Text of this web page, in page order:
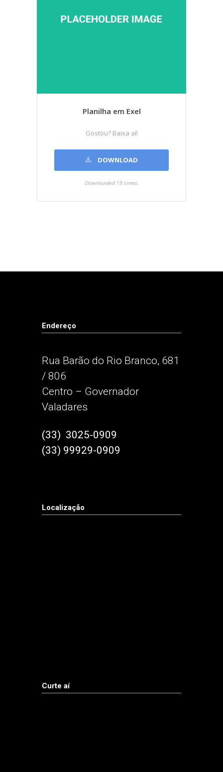
Planilha em Exel
Gostou? Baixa aí!
DOWNLOAD
Downloaded 19 times.
Endereço
Rua Barão do Rio Branco, 681
/ 806
Centro – Governador
Valadares
(33) 3025-0909
(33) 99929-0909
Localização
Curte aí